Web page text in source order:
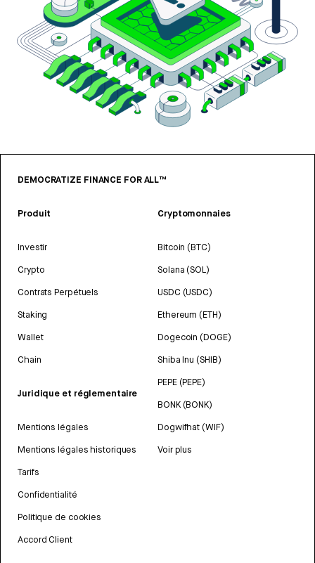
DEMOCRATIZE FINANCE FOR ALL™
Produit
Investir
Crypto
Contrats Perpétuels
Staking
Wallet
Chain
Juridique et réglementaire
Mentions légales
Mentions légales historiques
Tarifs
Confidentialité
Politique de cookies
Accord Client
Cryptomonnaies
Bitcoin (BTC)
Solana (SOL)
USDC (USDC)
Ethereum (ETH)
Dogecoin (DOGE)
Shiba Inu (SHIB)
PEPE (PEPE)
BONK (BONK)
Dogwifhat (WIF)
Voir plus